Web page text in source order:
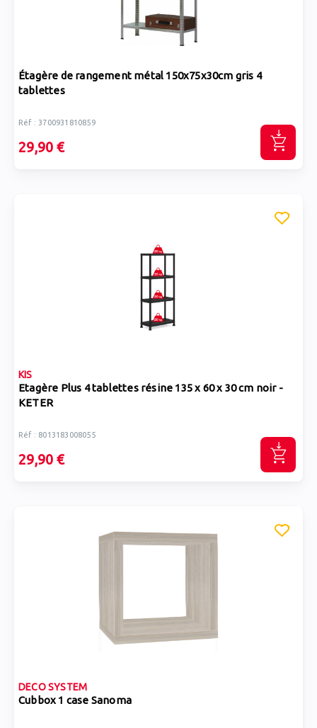
Étagère de rangement métal 150x75x30cm gris 4
tablettes
Réf : 3700931810859
29,90 €
KIS
Etagère Plus 4 tablettes résine 135 x 60 x 30 cm noir -
KETER
Réf : 8013183008055
29,90 €
DECO SYSTEM
Cubbox 1 case Sanoma